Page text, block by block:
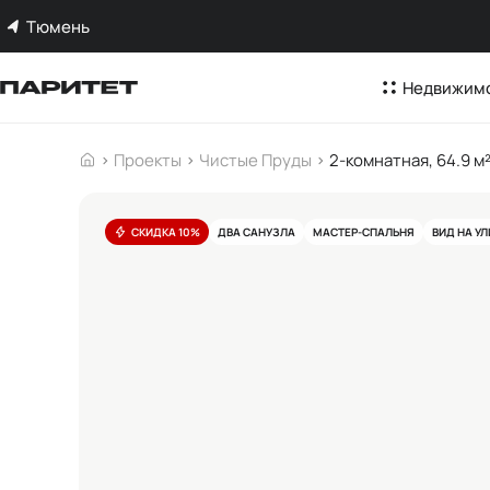
Тюмень
Проекты Чистые Пруды 2-комнатная, 64.9 м²
СКИДКА 10% ДВА САНУЗЛА МАСТЕР-СПАЛЬНЯ ВИД НА